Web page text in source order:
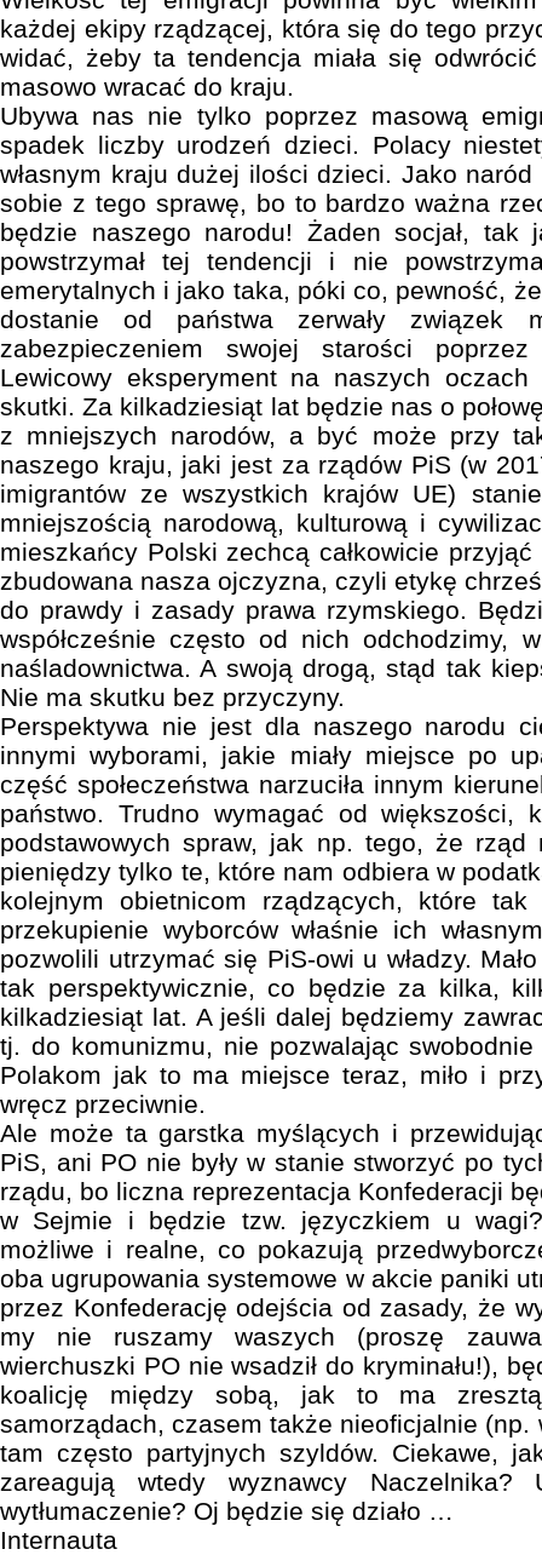
każdej ekipy rządzącej, która się do tego
widać, żeby ta tendencja miała się
masowo wracać do kraju.
Ubywa nas nie tylko poprzez masową
spadek liczby urodzeń dzieci. Polacy
własnym kraju dużej ilości dzieci. Jako
sobie z tego sprawę, bo to bardzo ważna
będzie naszego narodu! Żaden socjał,
powstrzymał tej tendencji i nie
emerytalnych i jako taka, póki co, pewność,
dostanie od państwa zerwały związek
zabezpieczeniem swojej starości
Lewicowy eksperyment na naszych
skutki. Za kilkadziesiąt lat będzie nas o
z mniejszych narodów, a być może przy
naszego kraju, jaki jest za rządów PiS (w
imigrantów ze wszystkich krajów UE)
mniejszością narodową, kulturową i
mieszkańcy Polski zechcą całkowicie
zbudowana nasza ojczyzna, czyli etykę
do prawdy i zasady prawa rzymskiego.
współcześnie często od nich odchodzimy,
naśladownictwa. A swoją drogą, stąd tak
Nie ma skutku bez przyczyny.
Perspektywa nie jest dla naszego narodu
innymi wyborami, jakie miały miejsce po
część społeczeństwa narzuciła innym
państwo. Trudno wymagać od większości,
podstawowych spraw, jak np. tego, że rząd
pieniędzy tylko te, które nam odbiera w
kolejnym obietnicom rządzących, które
przekupienie wyborców właśnie ich
pozwolili utrzymać się PiS-owi u władzy.
tak perspektywicznie, co będzie za kilka,
kilkadziesiąt lat. A jeśli dalej będziemy
tj. do komunizmu, nie pozwalając
Polakom jak to ma miejsce teraz, miło i
wręcz przeciwnie.
Ale może ta garstka myślących i
PiS, ani PO nie były w stanie stworzyć po
rządu, bo liczna reprezentacja Konfederacji
w Sejmie i będzie tzw. języczkiem u
możliwe i realne, co pokazują
oba ugrupowania systemowe w akcie paniki
przez Konfederację odejścia od zasady, że
my nie ruszamy waszych (proszę
wierchuszki PO nie wsadził do kryminału!),
koalicję między sobą, jak to ma
samorządach, czasem także nieoficjalnie (np.
tam często partyjnych szyldów. Ciekawe,
zareagują wtedy wyznawcy
wytłumaczenie? Oj będzie się działo …
Internauta